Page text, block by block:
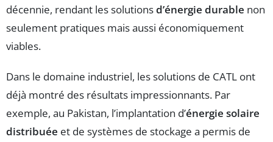
décennie, rendant les solutionsd’énergie durable non
seulement pratiques mais aussi économiquement
viables.
Dans le domaine industriel, les solutions de CATL ont
déjà montré des résultats impressionnants. Par
exemple, au Pakistan, l’implantation d’énergie solaire
distribuée et de systèmes de stockage a permis de